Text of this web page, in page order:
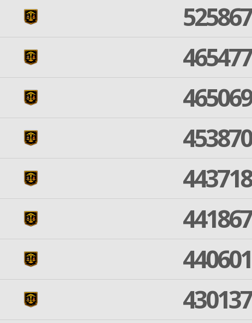
525867
465477
465069
453870
443718
441867
440601
430137